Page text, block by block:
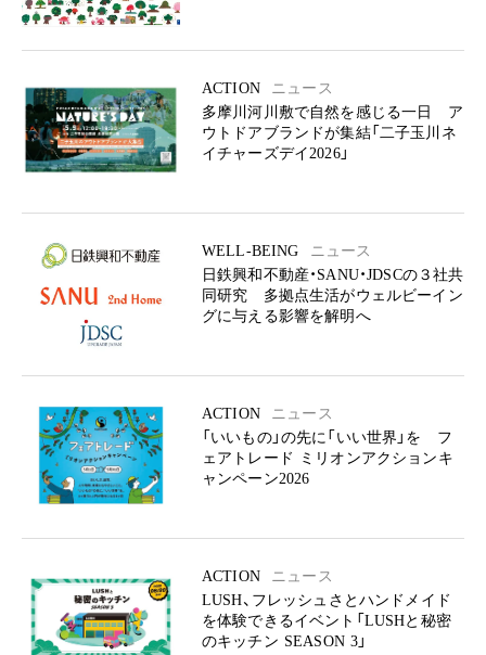
ACTION
ニュース
多摩川河川敷で自然を感じる一日 ア
ウトドアブランドが集結「二子玉川ネ
イチャーズデイ2026」
WELL-BEING
ニュース
日鉄興和不動産・SANU・JDSCの３社共
同研究 多拠点生活がウェルビーイン
グに与える影響を解明へ
ACTION
ニュース
「いいもの」の先に「いい世界」を フ
ェアトレード ミリオンアクションキ
ャンペーン2026
ACTION
ニュース
LUSH、フレッシュさとハンドメイド
を体験できるイベント「LUSHと秘密
のキッチン SEASON 3」